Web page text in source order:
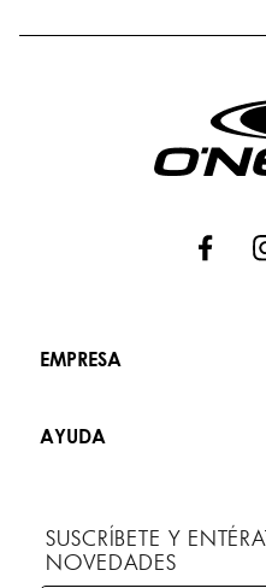
EMPRESA
AYUDA
SUSCRÍBETE Y
NOVEDADES